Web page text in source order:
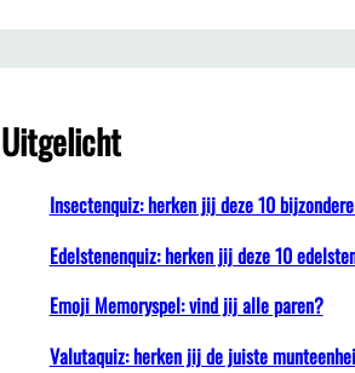
Uitgelicht
Insectenquiz: herken jij deze 10
Edelstenenquiz: herken jij deze 10
Emoji Memoryspel: vind jij alle paren?
Valutaquiz: herken jij de juiste